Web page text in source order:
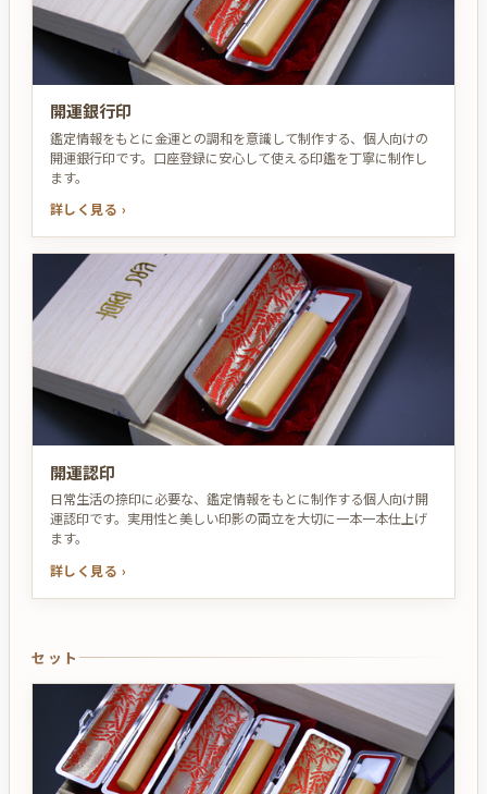
開運銀行印
鑑定情報をもとに金運との調和を意識して制作する、個人向けの
開運銀行印です。口座登録に安心して使える印鑑を丁寧に制作し
ます。
詳しく見る ›
開運認印
日常生活の捺印に必要な、鑑定情報をもとに制作する個人向け開
運認印です。実用性と美しい印影の両立を大切に一本一本仕上げ
ます。
詳しく見る ›
セット